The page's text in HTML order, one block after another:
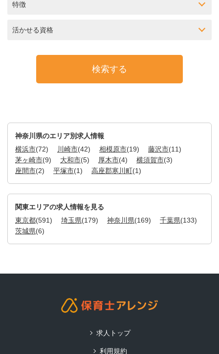
特徴
活かせる資格
神奈川県のエリア別求人情報
横浜市(72) 川崎市(42) 相模原市(19) 藤沢市(11)
茅ヶ崎市(9) 大和市(5) 厚木市(4) 横須賀市(3)
座間市(2) 平塚市(1) 高座郡寒川町(1)
関東エリアの求人情報を見る
東京都(591) 埼玉県(179) 神奈川県(169) 千葉県(133)
茨城県(6)
求人トップ
利用規約